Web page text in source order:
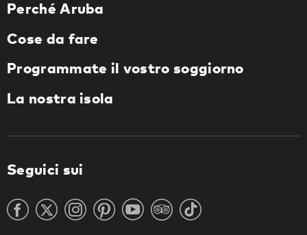
Perché Aruba
Cose da fare
Programmate il vostro soggiorno
La nostra isola
Seguici sui